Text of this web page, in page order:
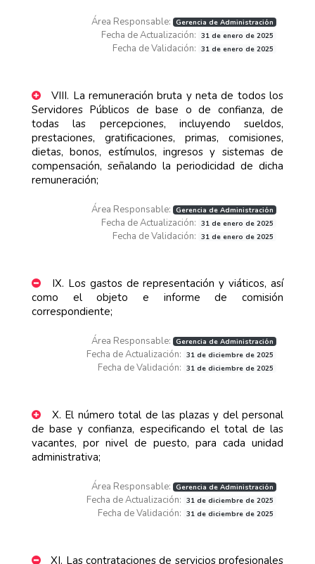
Área Responsable: Gerencia de Administración
Fecha de Actualización: 31 de enero de 2025
Fecha de Validación: 31 de enero de 2025
VIII. La remuneración bruta y neta de todos los
Servidores Públicos de base o de confianza, de
todas las percepciones, incluyendo sueldos,
prestaciones, gratificaciones, primas, comisiones,
dietas, bonos, estímulos, ingresos y sistemas de
compensación, señalando la periodicidad de dicha
remuneración;
Área Responsable: Gerencia de Administración
Fecha de Actualización: 31 de enero de 2025
Fecha de Validación: 31 de enero de 2025
IX. Los gastos de representación y viáticos, así
como el objeto e informe de comisión
correspondiente;
Área Responsable: Gerencia de Administración
Fecha de Actualización: 31 de diciembre de 2025
Fecha de Validación: 31 de diciembre de 2025
X. El número total de las plazas y del personal
de base y confianza, especificando el total de las
vacantes, por nivel de puesto, para cada unidad
administrativa;
Área Responsable: Gerencia de Administración
Fecha de Actualización: 31 de diciembre de 2025
Fecha de Validación: 31 de diciembre de 2025
XI. Las contrataciones de servicios profesionales